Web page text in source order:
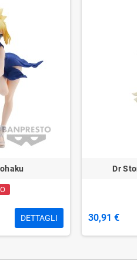
DETTAGLI
Dr
30,91 €